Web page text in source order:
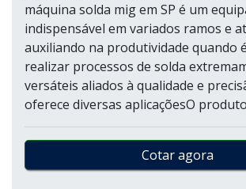
máquina solda mig em SP é um
indispensável em variados ramos e
auxiliando na produtividade quando
realizar processos de solda
versáteis aliados à qualidade e
oferece diversas aplicaçõesO produto
Cotar agora